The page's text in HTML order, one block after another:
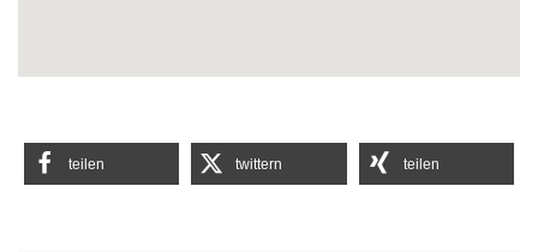
teilen twittern teilen